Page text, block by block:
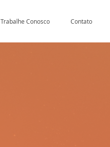
Trabalhe Conosco Contato